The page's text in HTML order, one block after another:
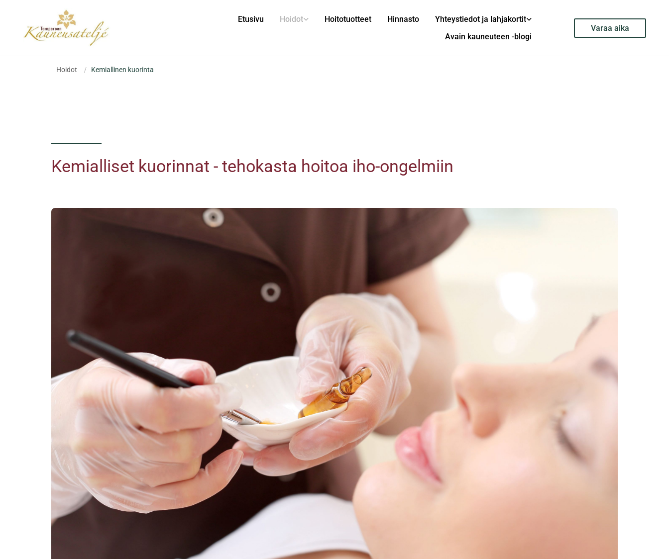
Etusivu Hoidot Hoitotuotteet Hinnasto
Yhteystiedot ja lahjakortit
Avain kauneuteen -blogi
Varaa aika
Hoidot / Kemiallinen kuorinta
Kemialliset kuorinnat - tehokasta hoitoa iho-ongelmiin